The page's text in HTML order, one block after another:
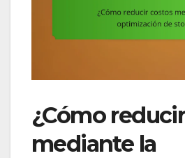
¿Cómo
mediante la